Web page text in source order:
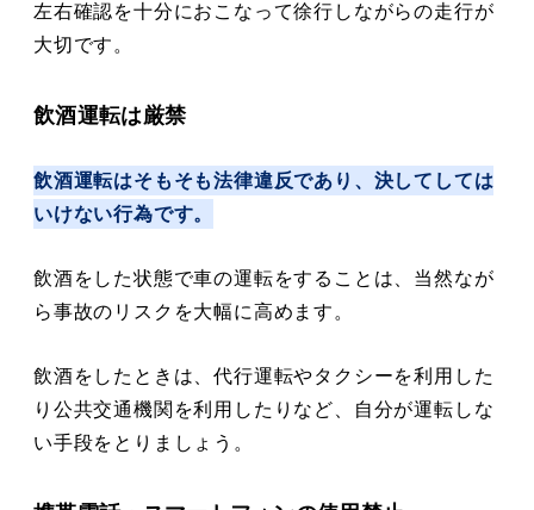
左右確認を十分におこなって徐行しながらの走行が
大切です。
飲酒運転は厳禁
飲酒運転はそもそも法律違反であり、決してしては
いけない行為です。
飲酒をした状態で車の運転をすることは、当然なが
ら事故のリスクを大幅に高めます。
飲酒をしたときは、代行運転やタクシーを利用した
り公共交通機関を利用したりなど、自分が運転しな
い手段をとりましょう。